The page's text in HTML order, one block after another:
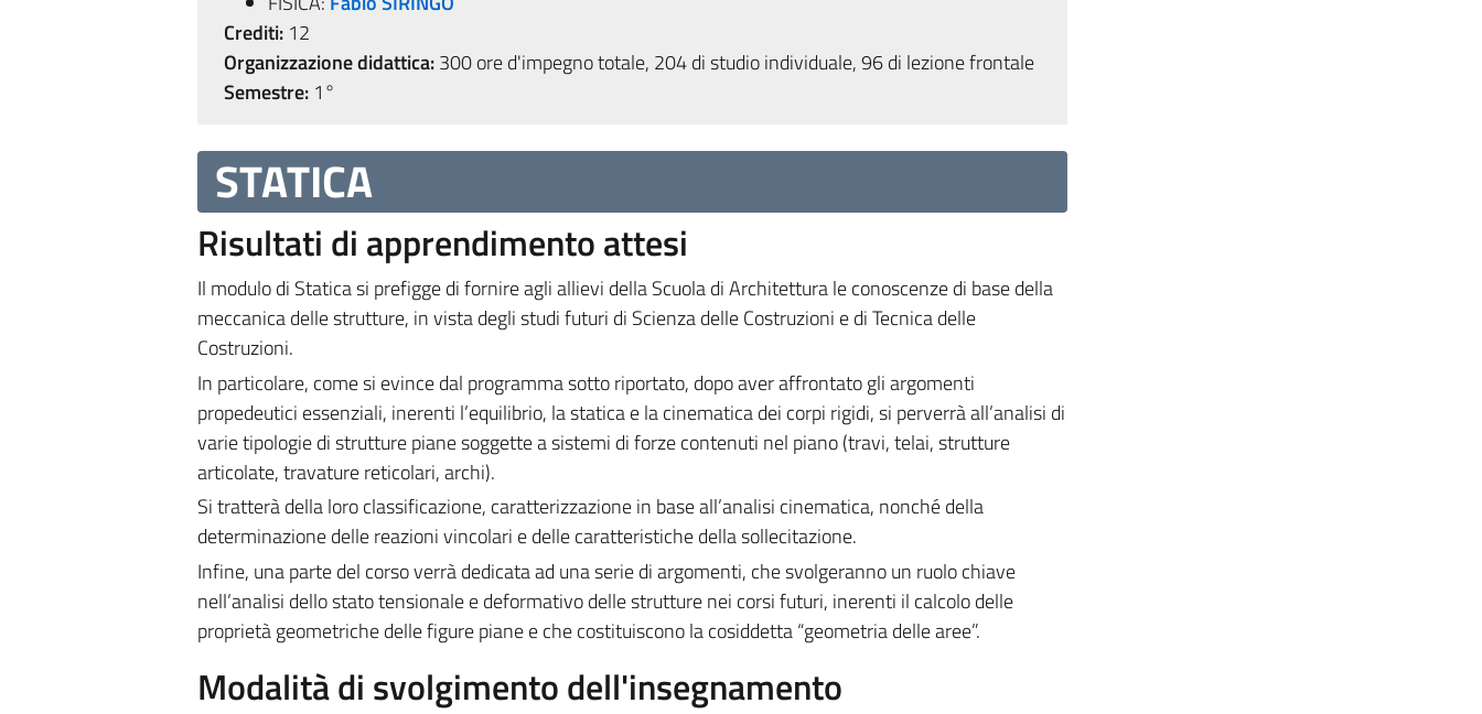
Crediti:12
Organizzazione didattica:300 ore d'impegno totale, 204 di studio individuale, 96 di lezione frontale
Semestre:1°
STATICA
Risultati di apprendimento attesi
Il modulo di Statica si prefigge di fornire agli allievi della Scuola di Architettura le conoscenze di base della
meccanica delle strutture, in vista degli studi futuri di Scienza delle Costruzioni e di Tecnica delle
Costruzioni.
In particolare, come si evince dal programma sotto riportato, dopo aver affrontato gli argomenti
propedeutici essenziali, inerenti l’equilibrio, la statica e la cinematica dei corpi rigidi, si perverrà all’analisi di
varie tipologie di strutture piane soggette a sistemi di forze contenuti nel piano (travi, telai, strutture
articolate, travature reticolari, archi).
Si tratterà della loro classificazione, caratterizzazione in base all’analisi cinematica, nonché della
determinazione delle reazioni vincolari e delle caratteristiche della sollecitazione.
Infine, una parte del corso verrà dedicata ad una serie di argomenti, che svolgeranno un ruolo chiave
nell’analisi dello stato tensionale e deformativo delle strutture nei corsi futuri, inerenti il calcolo delle
proprietà geometriche delle figure piane e che costituiscono la cosiddetta “geometria delle aree”.
Modalità di svolgimento dell'insegnamento